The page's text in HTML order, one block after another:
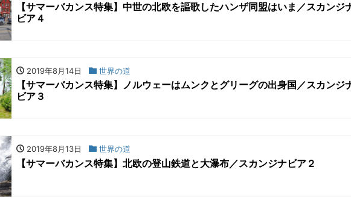
【サマーバカンス特集】中世の北欧を謳歌したハンザ同盟はいま／スカンジ
ビア４
2019年8月14日 世界の道
【サマーバカンス特集】ノルウェーはムンクとグリーグの出身国／スカンジ
ビア３
2019年8月13日 世界の道
【サマーバカンス特集】北欧の登山鉄道と大瀑布／スカンジナビア２